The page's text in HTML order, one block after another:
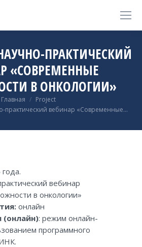
ПРАКТИЧЕСКИЙ
«СОВРЕМЕННЫЕ
В ОНКОЛОГИИ»
Главная
Project
практический вебинар «Современные…
вебинар
в онкологии»
онлайн
(онлайн): режим онлайн-
программного